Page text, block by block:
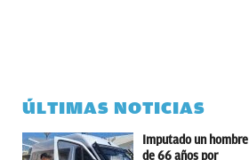
ÚLTIMAS NOTICIAS
Imputado un hombre
de 66 años por